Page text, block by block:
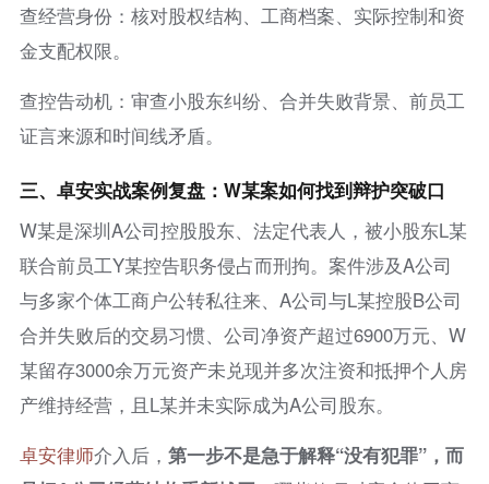
查经营身份：核对股权结构、工商档案、实际控制和资
金支配权限。
查控告动机：审查小股东纠纷、合并失败背景、前员工
证言来源和时间线矛盾。
三、 卓安实战案例复盘： W某案如何找到辩护突破口
W某是深圳A公司控股股东、法定代表人，被小股东L某
联合前员工Y某控告职务侵占而刑拘。案件涉及A公司
与多家个体工商户公转私往来、A公司与L某控股B公司
合并失败后的交易习惯、公司净资产超过6900万元、W
某留存3000余万元资产未兑现并多次注资和抵押个人房
产维持经营，且L某并未实际成为A公司股东。
卓安律师介入后， 第一步不是急于解释“没有犯罪”，而